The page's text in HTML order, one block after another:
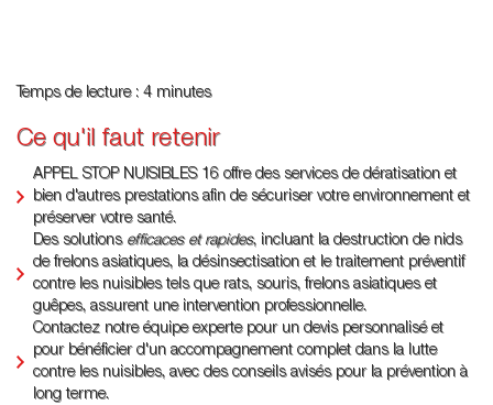
Temps de lecture : 4 minutes
Ce qu'il faut retenir
APPEL STOP NUISIBLES 16 offre des services de dératisation et
bien d'autres prestations afin de sécuriser votre environnement et
préserver votre santé.
Des solutions efficaces et rapides, incluant la destruction de nids
de frelons asiatiques, la désinsectisation et le traitement préventif
contre les nuisibles tels que rats, souris, frelons asiatiques et
guêpes, assurent une intervention professionnelle.
Contactez notre équipe experte pour un devis personnalisé et
pour bénéficier d'un accompagnement complet dans la lutte
contre les nuisibles, avec des conseils avisés pour la prévention à
long terme.